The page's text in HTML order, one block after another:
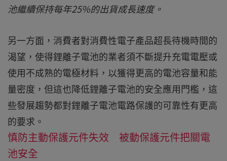
池繼續保持每年25%的出貨成長速度。
另一方面，消費者對消費性電子產品超長待機時間的
渴望，使得鋰離子電池的業者須不斷提升充電電壓或
使用不成熟的電極材料，以獲得更高的電池容量和能
量密度，但這也降低鋰離子電池的安全應用門檻，這
些發展趨勢都對鋰離子電池電路保護的可靠性有更高
的要求。
慎防主動保護元件失效 被動保護元件把關電
池安全